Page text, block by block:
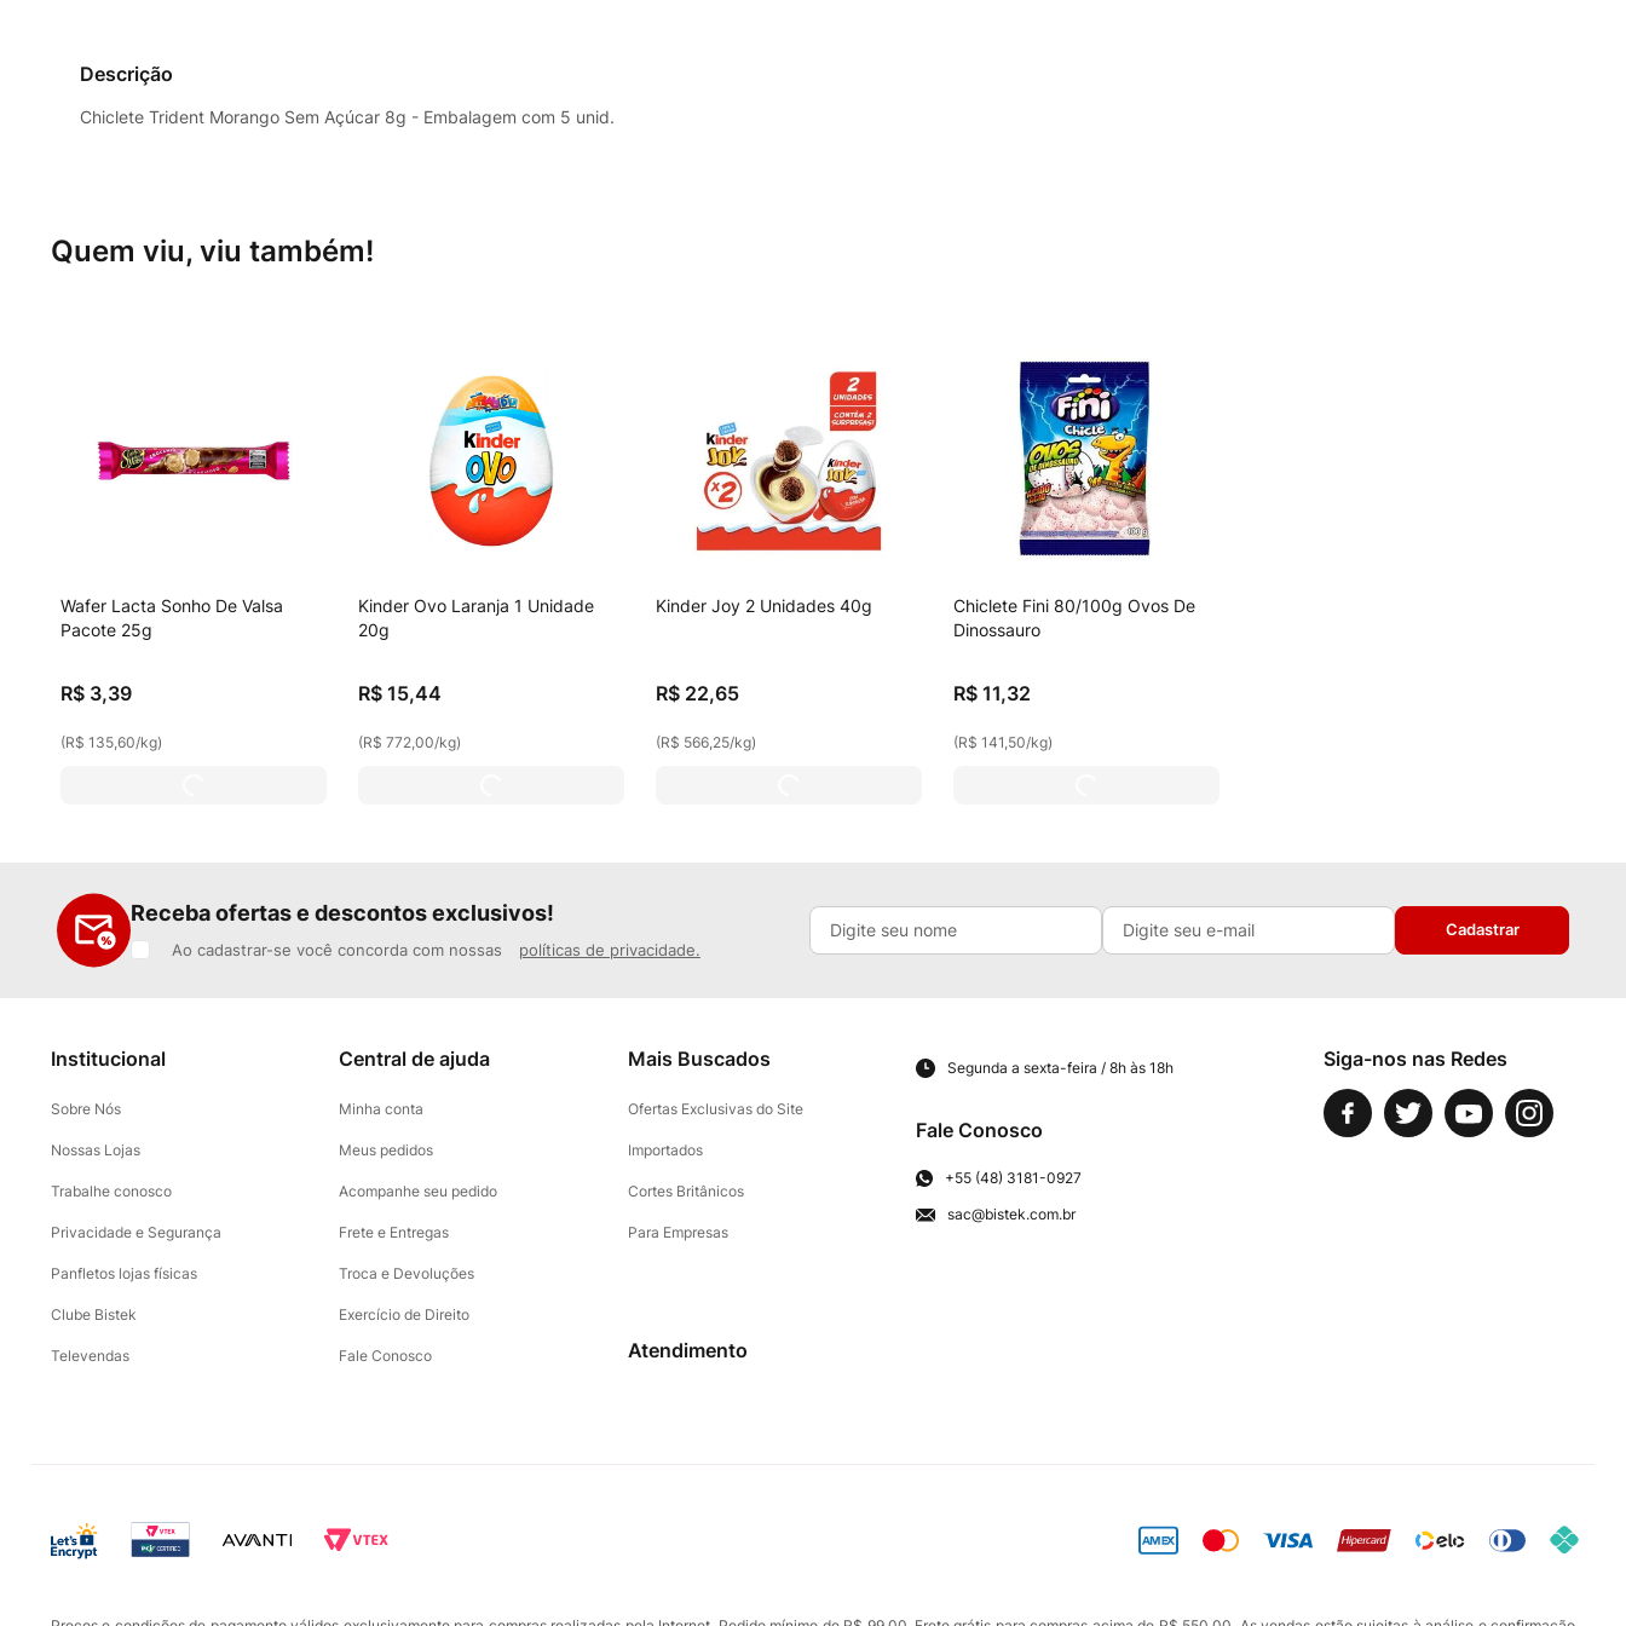
Descrição
Chiclete Trident Morango Sem Açúcar 8g - Embalagem com 5 unid.
Quem viu, viu também!
Wafer Lacta Sonho De Valsa
Pacote 25g
R$ 3,39
(R$ 135,60/kg)
Kinder Ovo Laranja 1 Unidade
20g
R$ 15,44
(R$ 772,00/kg)
Kinder Joy 2 Unidades 40g
R$ 22,65
(R$ 566,25/kg)
Chiclete Fini 80/100g Ovos De
Dinossauro
R$ 11,32
(R$ 141,50/kg)
Receba ofertas e descontos exclusivos!
Ao cadastrar-se você concorda com nossas políticas de privacidade.
Cadastrar
Institucional
Sobre Nós
Nossas Lojas
Trabalhe conosco
Privacidade e Segurança
Panfletos lojas físicas
Clube Bistek
Televendas
Central de ajuda
Minha conta
Meus pedidos
Acompanhe seu pedido
Frete e Entregas
Troca e Devoluções
Exercício de Direito
Fale Conosco
Mais Buscados
Ofertas Exclusivas do Site
Importados
Cortes Britânicos
Para Empresas
Atendimento
Segunda a sexta-feira / 8h às 18h
Fale Conosco
+55 (48) 3181-0927
sac@bistek.com.br
Siga-nos nas Redes